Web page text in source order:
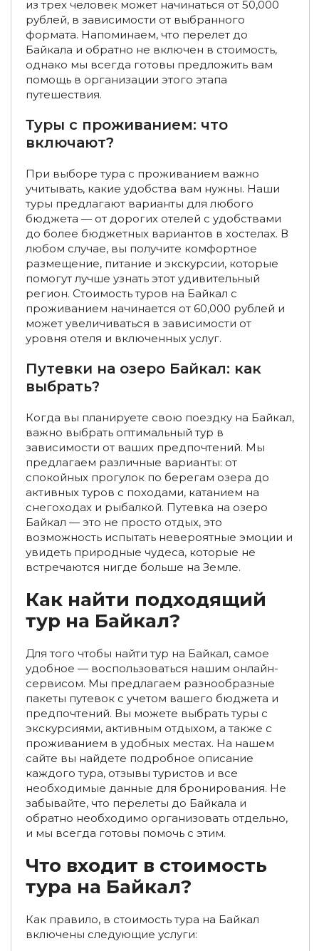
Двухдневные туры по Байкалу
Трехдневные туры по Байкалу
Туры на Байкал на неделю (7 дней)
Туры на Байкал на 10 дней
Экскурсионные туры на Байкал из Иркутска
Туры на Байкал из Иркутска на 2 дня
Экскурсионные туры на Байкал из Иркутска на 3 дня
Экскурсионные туры на Байкал из Иркутска зимой
Экскурсионные туры на Байкал из Иркутска летом
Экскурсионные туры на Байкал из Улан-Удэ
Однодневные туры на Байкал из Улан-Удэ
Туры в Бурятию из Москвы
Туры на Байкал из Екатеринбурга
Туры на Байкал из Новосибирска
Туры на Байкал из Тюмени Туры на Байкал из Казани
Туры на Байкал из Самары
Туры на Байкал из Саратова Туры на Байкал из Пензы
Туры на Байкал из Хабаровска
Туры на Байкал из Нижнего Новгорода
Групповые туры с экскурсиями на Байкал
Туры на Байкал из Ставрополя
Туры на Байкал из Волгограда
Туры на Байкал из Барнаула
Туры на Байкал из Кирова
Туры на Байкал из Воронежа
Туры на Байкал из Перми Туры на Байкал из Читы
Туры на Байкал из Уфы
Туры на Байкал из Ижевска Туры на Байкал из Томска
из трех человек может начинаться от 50,000
рублей, в зависимости от выбранного
формата. Напоминаем, что перелет до
Байкала и обратно не включен в стоимость,
однако мы всегда готовы предложить вам
помощь в организации этого этапа
путешествия.
Туры с проживанием: что
включают?
При выборе тура с проживанием важно
учитывать, какие удобства вам нужны. Наши
туры предлагают варианты для любого
бюджета — от дорогих отелей с удобствами
до более бюджетных вариантов в хостелах. В
любом случае, вы получите комфортное
размещение, питание и экскурсии, которые
помогут лучше узнать этот удивительный
регион. Стоимость туров на Байкал с
проживанием начинается от 60,000 рублей и
может увеличиваться в зависимости от
уровня отеля и включенных услуг.
Путевки на озеро Байкал: как
выбрать?
Когда вы планируете свою поездку на Байкал,
важно выбрать оптимальный тур в
зависимости от ваших предпочтений. Мы
предлагаем различные варианты: от
спокойных прогулок по берегам озера до
активных туров с походами, катанием на
снегоходах и рыбалкой. Путевка на озеро
Байкал — это не просто отдых, это
возможность испытать невероятные эмоции и
увидеть природные чудеса, которые не
встречаются нигде больше на Земле.
Как найти подходящий
тур на Байкал?
Для того чтобы найти тур на Байкал, самое
удобное — воспользоваться нашим онлайн-
сервисом. Мы предлагаем разнообразные
пакеты путевок с учетом вашего бюджета и
предпочтений. Вы можете выбрать туры с
экскурсиями, активным отдыхом, а также с
проживанием в удобных местах. На нашем
сайте вы найдете подробное описание
каждого тура, отзывы туристов и все
необходимые данные для бронирования. Не
забывайте, что перелеты до Байкала и
обратно необходимо организовать отдельно,
и мы всегда готовы помочь с этим.
Что входит в стоимость
тура на Байкал?
Как правило, в стоимость тура на Байкал
включены следующие услуги: